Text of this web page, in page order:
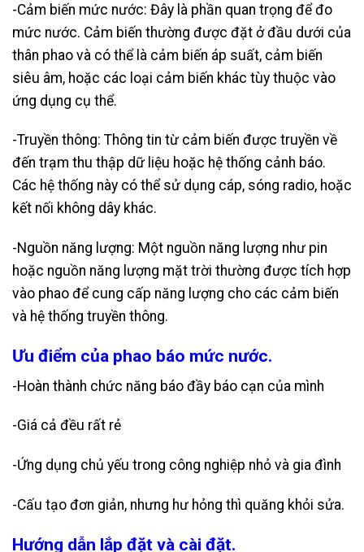
-Cảm biến mức nước: Đây là phần quan trọng để đo
mức nước. Cảm biến thường được đặt ở đầu dưới của
thân phao và có thể là cảm biến áp suất, cảm biến
siêu âm, hoặc các loại cảm biến khác tùy thuộc vào
ứng dụng cụ thể.
-Truyền thông: Thông tin từ cảm biến được truyền về
đến trạm thu thập dữ liệu hoặc hệ thống cảnh báo.
Các hệ thống này có thể sử dụng cáp, sóng radio, hoặc
kết nối không dây khác.
-Nguồn năng lượng: Một nguồn năng lượng như pin
hoặc nguồn năng lượng mặt trời thường được tích hợp
vào phao để cung cấp năng lượng cho các cảm biến
và hệ thống truyền thông.
Ưu điểm của phao báo mức nước.
-Hoàn thành chức năng báo đầy báo cạn của mình
-Giá cả đều rất rẻ
-Ứng dụng chủ yếu trong công nghiệp nhỏ và gia đình
-Cấu tạo đơn giản, nhưng hư hỏng thì quăng khỏi sửa.
Hướng dẫn lắp đặt và cài đặt.